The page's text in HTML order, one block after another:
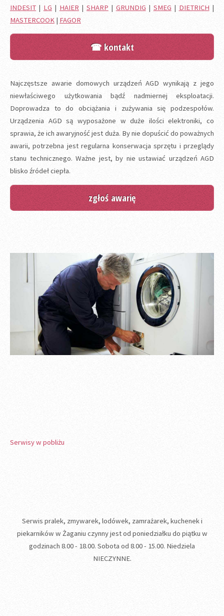
INDESIT | LG | HAIER | SHARP | GRUNDIG | SMEG | DIETRICH |
MASTERCOOK | FAGOR
☎ kontakt
Najczęstsze awarie domowych urządzeń AGD wynikają z jego
niewłaściwego użytkowania bądź nadmiernej eksploatacji.
Doprowadza to do obciążania i zużywania się podzespołów.
Urządzenia AGD są wyposażone w duże ilości elektroniki, co
sprawia, że ich awaryjność jest duża. By nie dopuścić do poważnych
awarii, potrzebna jest regularna konserwacja sprzętu i przeglądy
stanu technicznego. Ważne jest, by nie ustawiać urządzeń AGD
blisko źródeł ciepła.
zgłoś awarię
Serwisy w pobliżu
Serwis pralek, zmywarek, lodówek, zamrażarek, kuchenek i
piekarników w Żaganiu czynny jest od poniedziałku do piątku w
godzinach 8.00 - 18.00. Sobota od 8.00 - 15.00. Niedziela
NIECZYNNE.